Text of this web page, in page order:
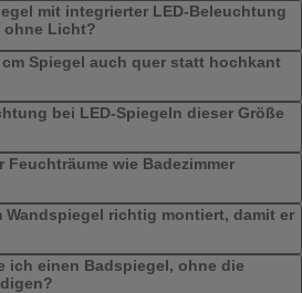
mit integrierter LED-Beleuchtung
ohne Licht?
Spiegel auch quer statt hochkant
bei LED-Spiegeln dieser Größe
Feuchträume wie Badezimmer
Wandspiegel richtig montiert, damit er
ich einen Badspiegel, ohne die